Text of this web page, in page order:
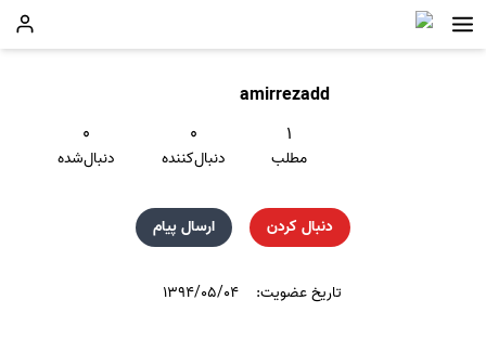
amirrezadd
۱
مطلب
۰
دنبال‌کننده
۰
دنبال‌شده
دنبال کردن ارسال پیام
تاریخ عضویت: ۱۳۹۴/۰۵/۰۴